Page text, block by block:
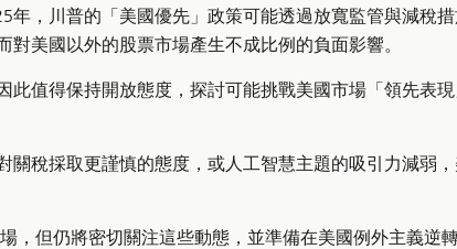
年，川普的「美國優先」政策可能透過放寬監管與減稅
美國以外的股票市場產生不成比例的負面影響。
值得保持開放態度，探討可能挑戰美國市場「領先表
稅採取更謹慎的態度，或人工智慧主題的吸引力減弱
，但仍將密切關注這些動態，並準備在美國例外主義逆